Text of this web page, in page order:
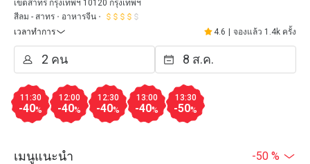
เขตสาทร กรุงเทพฯ 10120 กรุงเทพฯ
สีลม - สาทร
อาหารจีน
เวลาทำการ
4.6 จองแล้ว 1.4k ครั้ง
11:30
-40%
12:00
-40%
12:30
-40%
13:00
-40%
13:30
-50%
เมนูแนะนำ -50 %